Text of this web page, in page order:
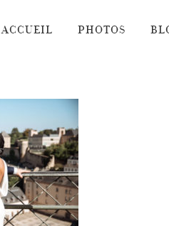
ACCUEIL PHOTOS